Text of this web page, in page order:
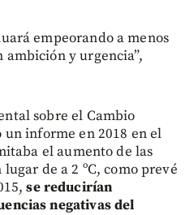
empeorando a menos
ambición y urgencia”,
sobre el Cambio
informe en 2018 en el
el aumento de las
de a 2 ºC, como prevé
se reducirían
negativas del